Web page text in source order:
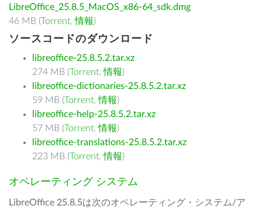
LibreOffice_25.8.5_MacOS_x86-64_sdk.dmg
46 MB (Torrent,情報)
ソースコードのダウンロード
libreoffice-25.8.5.2.tar.xz
274 MB (Torrent,情報)
libreoffice-dictionaries-25.8.5.2.tar.xz
59 MB (Torrent,情報)
libreoffice-help-25.8.5.2.tar.xz
57 MB (Torrent,情報)
libreoffice-translations-25.8.5.2.tar.xz
223 MB (Torrent,情報)
オペレーティング システム
LibreOffice 25.8.5は次のオペレーティング・システム/ア